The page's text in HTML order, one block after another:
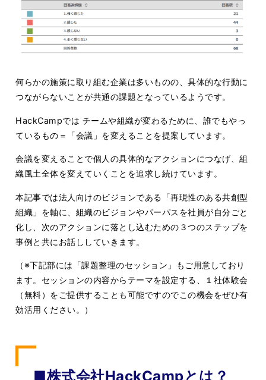
何らかの施策に取り組む企業は多いものの、具体的な行動に
つながらないことが共通の課題となっているようです。
HackCampでは チームや組織が変わるために、誰でもやっ
ているもの＝「会議」を変えることを提案しています。
会議を変えることで個人の具体的なアクションにつなげ、組
織風土全体を変えていくことを追求し続けています。
本記事では法人向けのビジョンである「再現性のある共創型
組織」を軸に、組織のビジョンやパーパスを社員が自分ごと
化し、次のアクションに落とし込むための３つのステップを
事例と共にお話ししていきます。
（※下記部には「課題整理のセッション」もご用意しており
ます。セッションの内容からテーマを設定する、１社体験会
（無料）をご提供することも可能ですのでこの機会をぜひ有
効活用ください。）
■株式会社HackCampとは？